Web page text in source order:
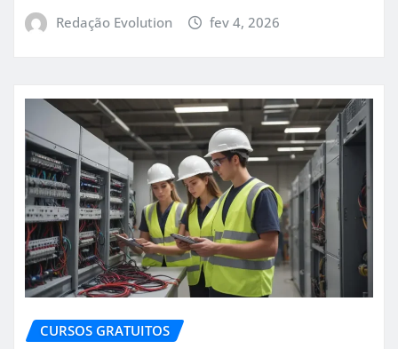
Redação Evolution fev 4, 2026
CURSOS GRATUITOS